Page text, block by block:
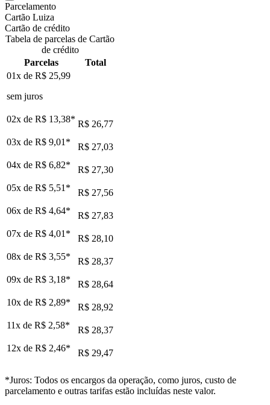
Parcelamento
Cartão Luiza
Cartão de crédito
Tabela de parcelas de Cartão
de crédito
Parcelas
Total
01x de R$ 25,99
sem juros
02x de R$ 13,38* R$ 26,77
03x de R$ 9,01 *
R$ 27,03
04x de R$ 6,82*
R$ 27,30
05x de R$ 5,51 *
R$ 27,56
06x de R$ 4,64*
R$ 27,83
07x de R$ 4,01 *
R$ 28,10
08x de R$ 3,55*
R$ 28,37
09x de R$ 3,18*
R$ 28,64
10x de R$ 2,89*
R$ 28,92
11x de R$ 2,58*
R$ 28,37
12x de R$ 2,46* R$ 29,47
*Juros: Todos os encargos da operação, como juros, custo de
parcelamento e outras tarifas estão incluídas neste valor.